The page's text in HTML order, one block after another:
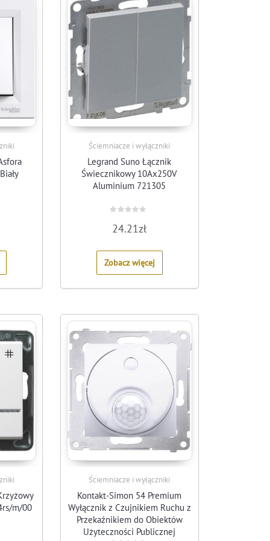
Ściemniacze i wyłączniki
Legrand Suno Łącznik
Świecznikowy 10Ax250V
Aluminium 721305
0
out
5
24.21zł
Zobacz więcej
m/00
Ściemniacze i wyłączniki
Kontakt-Simon 54 Premium
Wyłącznik z Czujnikiem Ruchu z
Przekaźnikiem do Obiektów
Użyteczności Publicznej